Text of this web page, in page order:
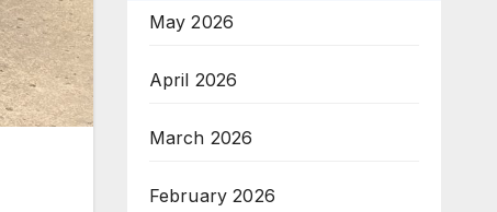
May 2026
April 2026
March 2026
February 2026